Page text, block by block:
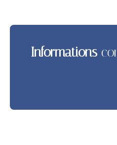
Informations